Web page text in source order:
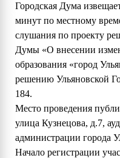
Городская Дума
минут по местному
слушания по проекту
Думы «О внесении
образования «город
решению Ульяновской
184.
Место проведения
улица Кузнецова, д.7,
администрации города
Начало регистрации